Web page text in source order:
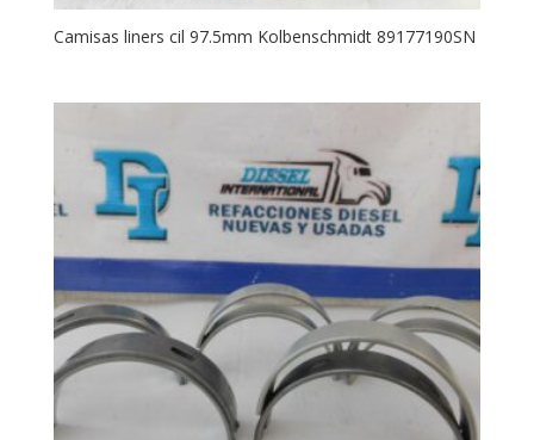
Camisas liners cil 97.5mm Kolbenschmidt 89177190SN